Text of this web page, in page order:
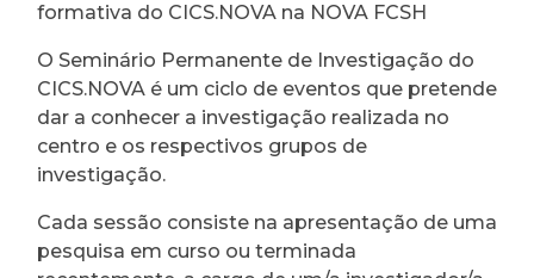
formativa do CICS.NOVA na NOVA FCSH
O Seminário Permanente de Investigação do
CICS.NOVA é um ciclo de eventos que pretende
dar a conhecer a investigação realizada no
centro e os respectivos grupos de
investigação.
Cada sessão consiste na apresentação de uma
pesquisa em curso ou terminada